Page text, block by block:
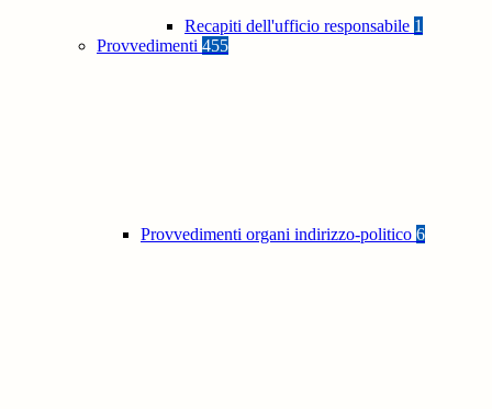
Recapiti dell'ufficio responsabile 1
Provvedimenti 455
Provvedimenti organi indirizzo-politico 6